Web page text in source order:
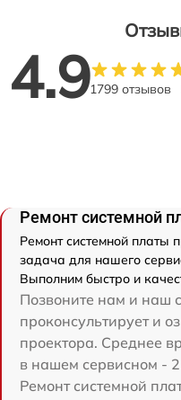
4.91799 отзывов
Ремонт системной
Ремонт системной платы
задача для нашего
Выполним быстро и
Позвоните нам и наш
проконсультирует и
проектора. Среднее
в нашем сервисном -
Ремонт системной